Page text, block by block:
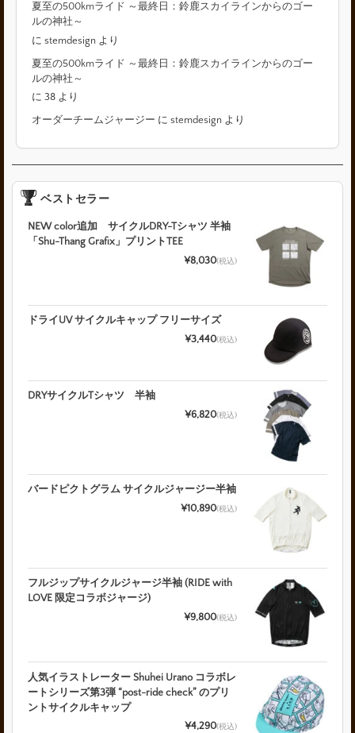
夏至の500kmライド ～最終日：鈴鹿スカイラインからのゴー
ルの神社～
にstemdesign より
夏至の500kmライド ～最終日：鈴鹿スカイラインからのゴー
ルの神社～
に38 より
オーダーチームジャージー にstemdesign より
ベストセラー
NEW color追加 サイクルDRY-Tシャツ 半袖
「Shu-Thang Grafix」プリントTEE
¥8,030(税込)
ドライUV サイクルキャップ フリーサイズ
¥3,440(税込)
DRYサイクルTシャツ 半袖
¥6,820(税込)
バードピクトグラム サイクルジャージー半袖
¥10,890(税込)
フルジップサイクルジャージ半袖 (RIDE with
LOVE 限定コラボジャージ)
¥9,800(税込)
人気イラストレーター Shuhei Urano コラボレ
ートシリーズ第3弾 “post-ride check” のプリ
ントサイクルキャップ
¥4,290(税込)